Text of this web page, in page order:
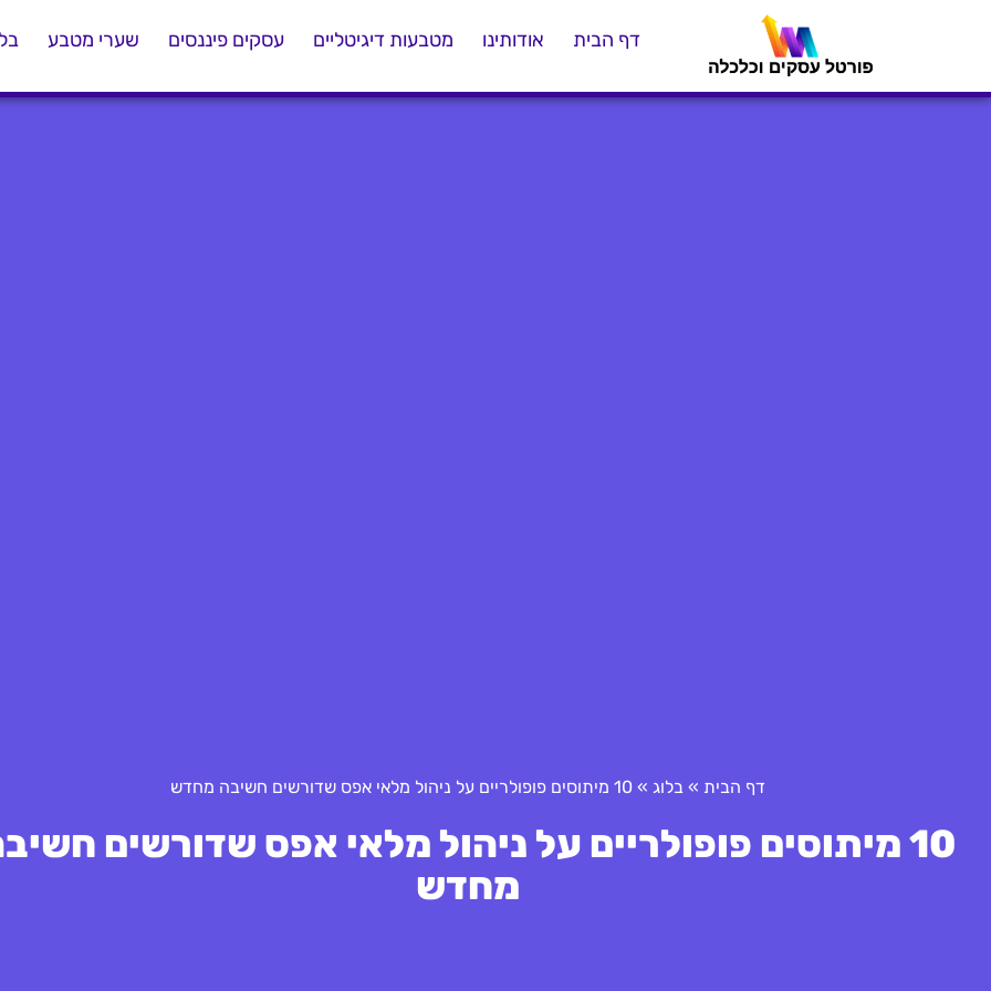
דף הבית אודותינו מטבעות דיגיטליים עסקים פיננסים שערי מטבע
דף הבית » בלוג » 10 מיתוסים פופולריים על ניהול מלאי אפס שדורשים חשיבה מחדש
10 מיתוסים פופולריים על ניהול מלאי אפס שדורשים
מחדש